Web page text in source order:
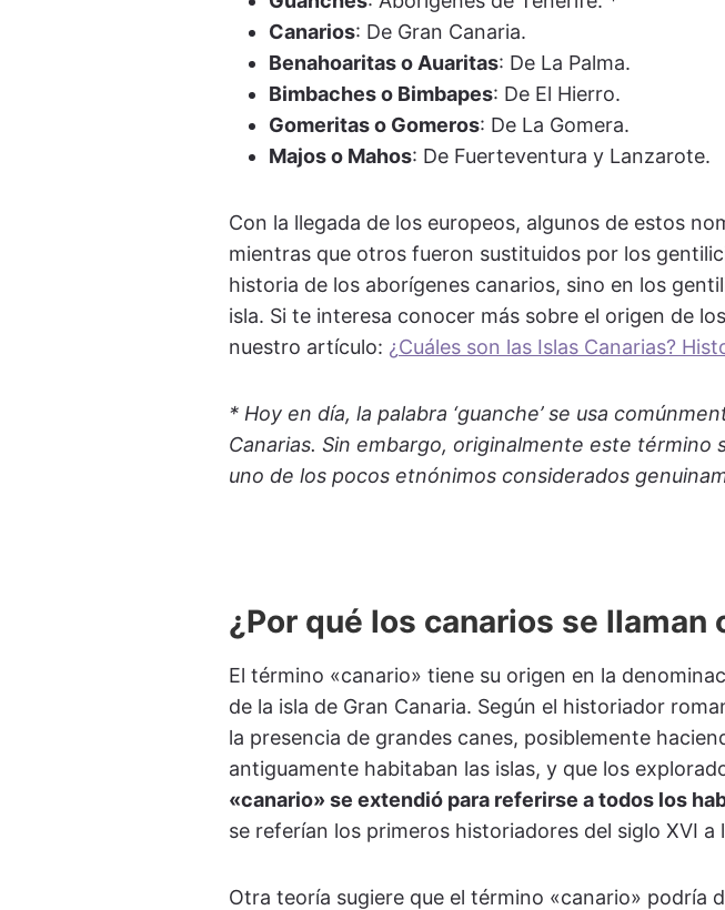
Canarios: De Gran Canaria.
Benahoaritas o Auaritas: De La Palma.
Bimbaches o Bimbapes: De El Hierro.
Gomeritas o Gomeros: De La Gomera.
Majos o Mahos: De Fuerteventura y Lanzarote.
Con la llegada de los europeos, algunos de estos
mientras que otros fueron sustituidos por los
historia de los aborígenes canarios, sino en los
isla. Si te interesa conocer más sobre el origen de
nuestro artículo: ¿Cuáles son las Islas Canarias?
* Hoy en día, la palabra ‘guanche’ se usa
Canarias. Sin embargo, originalmente este término
uno de los pocos etnónimos considerados
¿Por qué los canarios se llaman
El término «canario» tiene su origen en la
de la isla de Gran Canaria. Según el historiador
la presencia de grandes canes, posiblemente
antiguamente habitaban las islas, y que los
«canario» se extendió para referirse a todos los
se referían los primeros historiadores del siglo XVI
Otra teoría sugiere que el término «canario» podría